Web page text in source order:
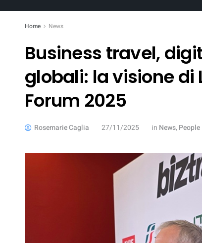
Home News
Business travel,
globali: la visione di
Forum 2025
Rosemarie Caglia 27/11/2025 in News, People